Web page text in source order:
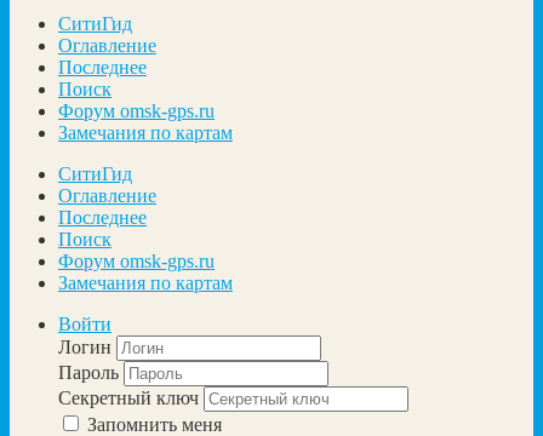
СитиГид
Оглавление
Последнее
Поиск
Форум omsk-gps.ru
Замечания по картам
СитиГид
Оглавление
Последнее
Поиск
Форум omsk-gps.ru
Замечания по картам
Войти
Логин
Пароль
Секретный ключ
Запомнить меня